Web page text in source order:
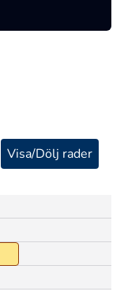
Visa/Dölj rader